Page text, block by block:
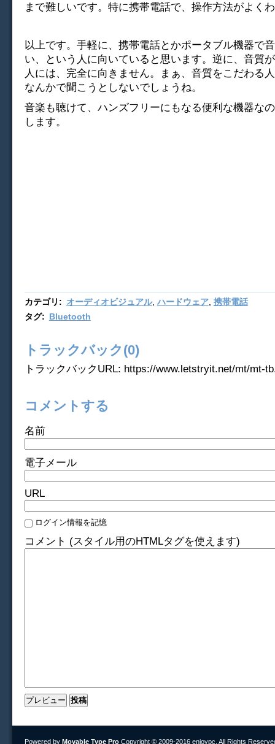
まで難しいです。特に携帯電話で、操作方法がよく
以上です。手軽に、携帯電話とかポータブル機器で
い、という人に向いていると思います。逆に、音質
人には、完全に向きません。まぁ、音質をこだわる
なんかで聞こうとしないでしょうね。
音楽も聴けて、ハンズフリーにもなる便利な機器な
します。
カテゴリ : オーディオビジュアル, ハードウェア, 携帯電話
タグ: Bluetooth
トラックバック(0)
トラックバックURL: https://www.letstryit.net/mt/mt-
コメントする
名前
電子メール
URL
ログイン情報を記憶
コメント (スタイル用のHTMLタグを使えます)
Powered by Movable Type Pro Copyright © 2009-2016 enjoypc. All Rights